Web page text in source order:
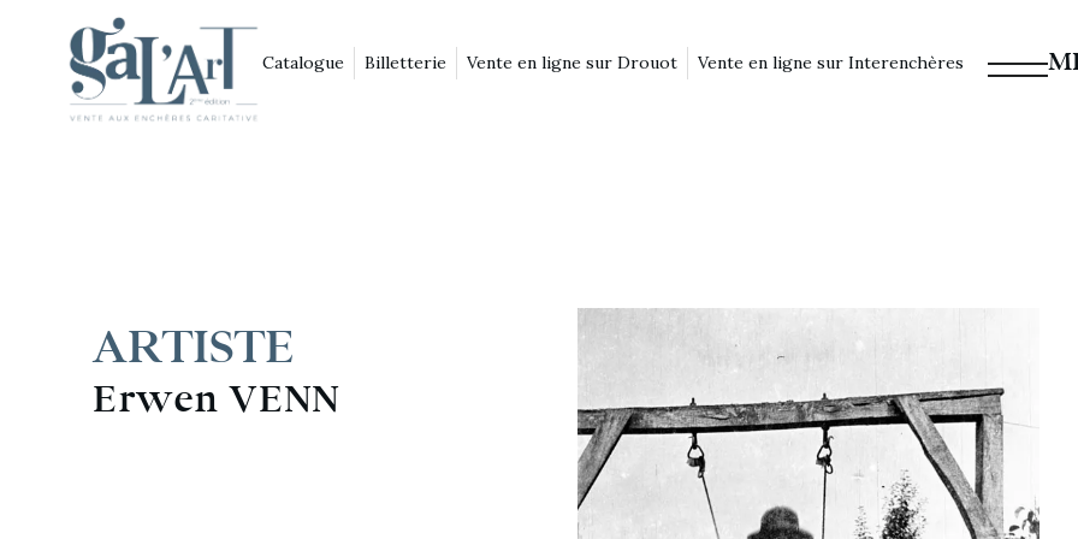
Catalogue Billetterie Vente en ligne sur Drouot Vente en ligne sur Interenchères
ARTISTE
Erwen VENN